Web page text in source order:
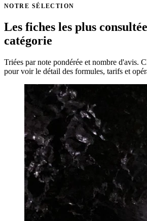
NOTRE SÉLECTION
Les fiches les plus
catégorie
Triées par note pondérée et nombre d'avis.
pour voir le détail des formules, tarifs et